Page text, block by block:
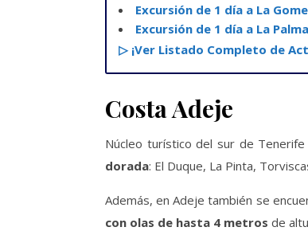
Excursión de 1 día a La
Excursión de 1 día a La Palma
▷ ¡Ver Listado Completo de
Costa Adeje
Núcleo turístico del sur de
dorada: El Duque, La Pinta,
Además, en Adeje también se
con olas de hasta 4 metros de